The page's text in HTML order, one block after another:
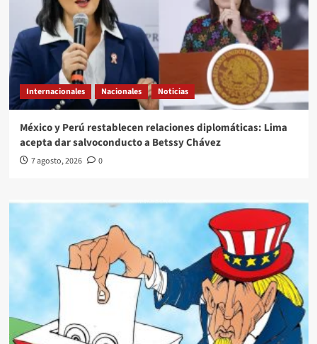
Internacionales Nacionales Noticias
México y Perú restablecen relaciones diplomáticas: Lima
acepta dar salvoconducto a Betssy Chávez
7 agosto, 2026 0